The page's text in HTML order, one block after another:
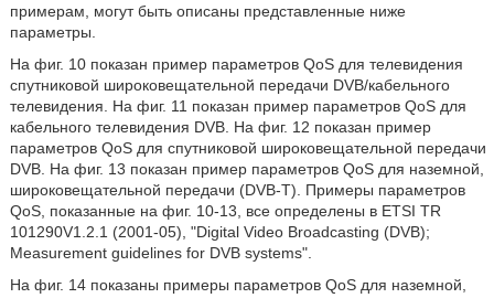
примерам, могут быть описаны представленные ниже
параметры.
На фиг. 10 показан пример параметров QoS для телевидения
спутниковой широковещательной передачи DVB/кабельного
телевидения. На фиг. 11 показан пример параметров QoS для
кабельного телевидения DVB. На фиг. 12 показан пример
параметров QoS для спутниковой широковещательной передачи
DVB. На фиг. 13 показан пример параметров QoS для наземной,
широковещательной передачи (DVB-T). Примеры параметров
QoS, показанные на фиг. 10-13, все определены в ETSI TR
101290V1.2.1 (2001-05), "Digital Video Broadcasting (DVB);
Measurement guidelines for DVB systems".
На фиг. 14 показаны примеры параметров QoS для наземной,